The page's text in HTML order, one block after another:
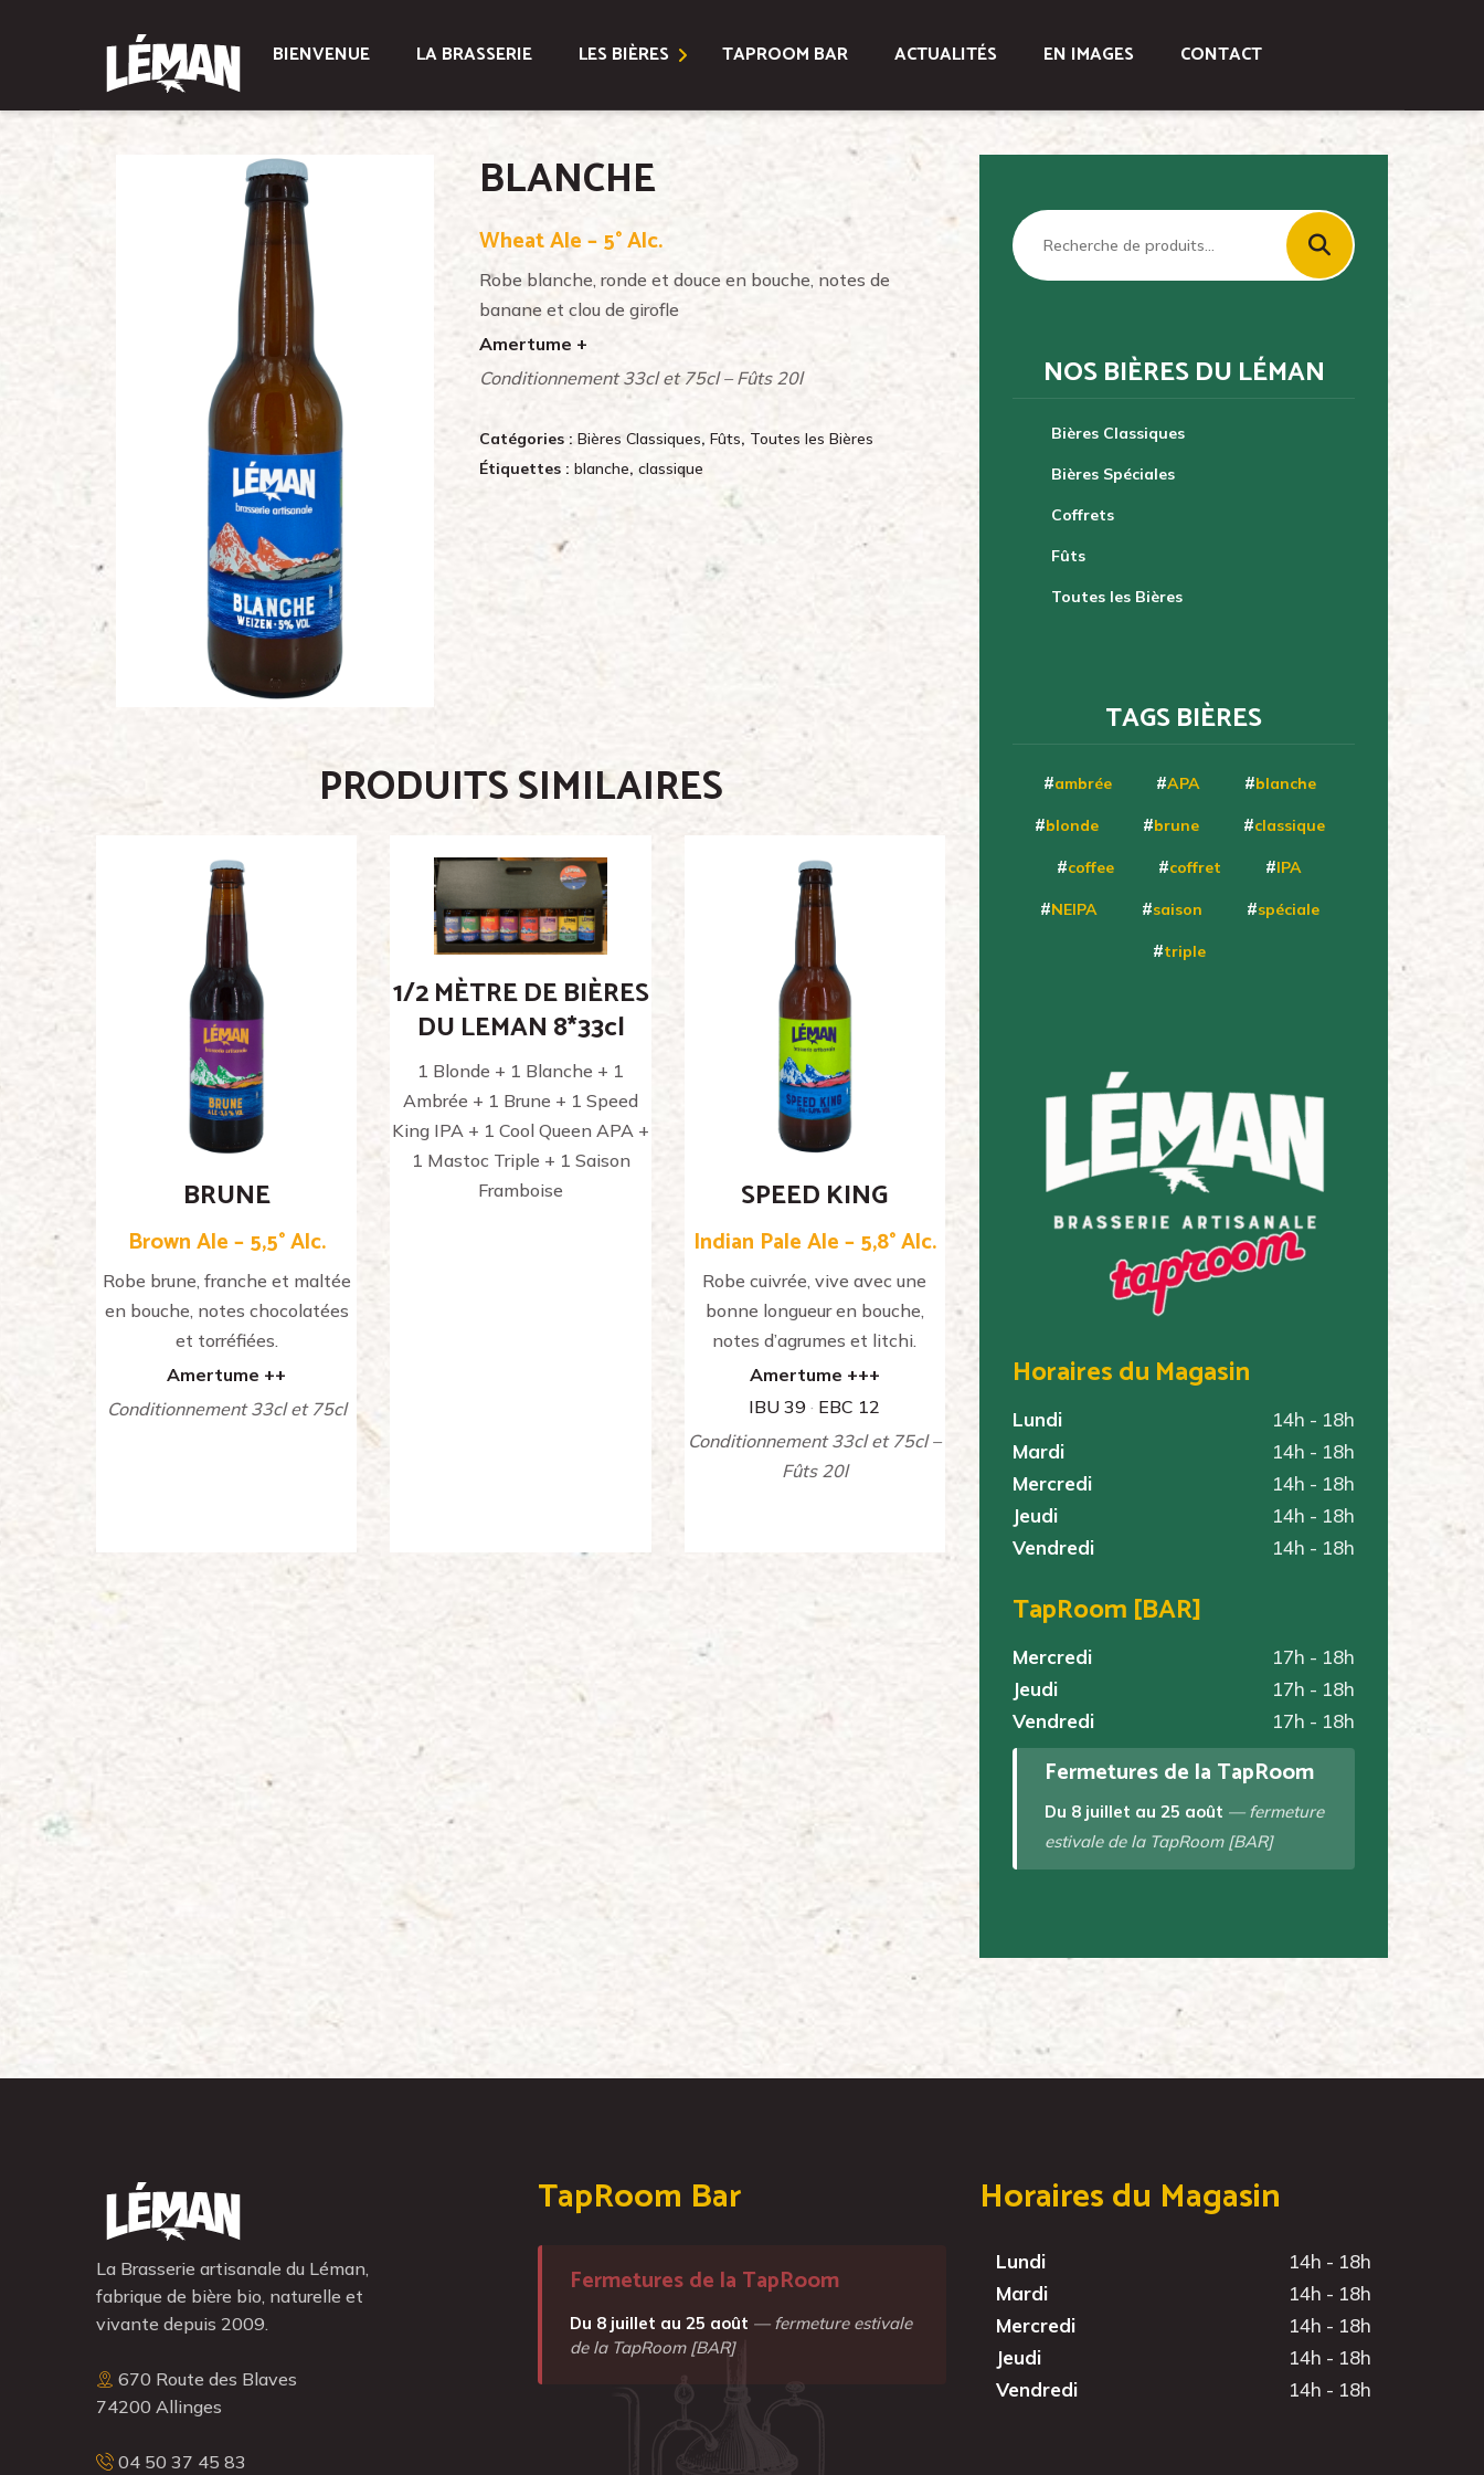
BIENVENUE LA BRASSERIE LES BIÈRES
Bières Spéciales
Coffrets
Toutes les Bières
Location Fûts et Tireuse
TAPROOM BAR ACTUALITÉS EN IMAGES CONTACT
BLANCHE
Wheat Ale – 5° Alc.
Robe blanche, ronde et douce en bouche, notes de
banane et clou de girofle
Amertume +
Conditionnement 33cl et 75cl – Fûts 20l
Catégories :Bières Classiques, Fûts, Toutes les Bières
Étiquettes : blanche, classique
PRODUITS SIMILAIRES
BRUNE
Brown Ale – 5,5° Alc.
Robe brune, franche et maltée
en bouche, notes chocolatées
et torréfiées.
Amertume ++
Conditionnement 33cl et 75cl
1/2 MÈTRE DE BIÈRES
DU LEMAN 8*33cl
1 Blonde + 1 Blanche + 1
Ambrée + 1 Brune + 1 Speed
King IPA + 1 Cool Queen APA +
1 Mastoc Triple + 1 Saison
Framboise
SPEED KING
Indian Pale Ale – 5,8° Alc.
Robe cuivrée, vive avec une
bonne longueur en bouche,
notes d’agrumes et litchi.
Amertume +++
IBU 39 · EBC 12
Conditionnement 33cl et 75cl –
Fûts 20l
Recherche
pour :
NOS BIÈRES DU LÉMAN
Bières Classiques
Bières Spéciales
Coffrets
Fûts
Toutes les Bières
TAGS BIÈRES
ambrée APA blanche
blonde brune classique
coffee coffret IPA
NEIPA saison spéciale
triple
Horaires du Magasin
Lundi
14h - 18h
Mardi
14h - 18h
Mercredi
14h - 18h
Jeudi
14h - 18h
Vendredi
14h - 18h
TapRoom [BAR]
Mercredi
17h - 18h
Jeudi
17h - 18h
Vendredi
17h - 18h
Fermetures de la TapRoom
Du 8 juillet au 25 août — fermeture
estivale de la TapRoom [BAR]
La Brasserie artisanale du Léman,
fabrique de bière bio, naturelle et
vivante depuis 2009.
670 Route des Blaves
74200 Allinges
04 50 37 45 83
TapRoom Bar
Fermetures de la TapRoom
Du 8 juillet au 25 août — fermeture estivale
de la TapRoom [BAR]
Horaires du Magasin
Lundi
14h - 18h
Mardi
14h - 18h
Mercredi
14h - 18h
Jeudi
14h - 18h
Vendredi
14h - 18h